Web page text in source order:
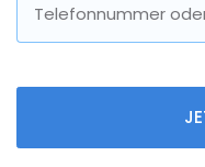
Telefonnummer